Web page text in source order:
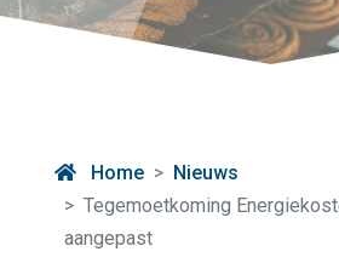
Home
Nieuws
Tegemoetkoming
aangepast